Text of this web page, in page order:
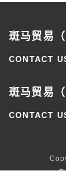
斑马贸易
CONTACT
斑马贸易
CONTACT